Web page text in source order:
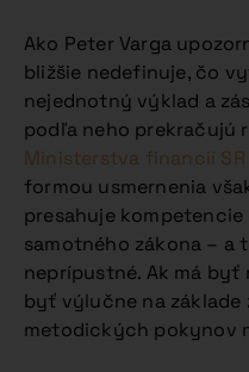
Ako Peter Varga
bližšie nedefinuje, čo
nejednotný výklad a
podľa neho prekračujú
Ministerstva financií SR
formou usmernenia
presahuje
samotného zákona – a
neprípustné. Ak má
byť výlučne na
metodických pokynov